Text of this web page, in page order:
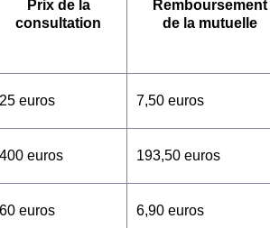
Prix de la
consultation
Remboursement
de la mutuelle
25 euros 7,50 euros
400 euros 193,50 euros
60 euros 6,90 euros